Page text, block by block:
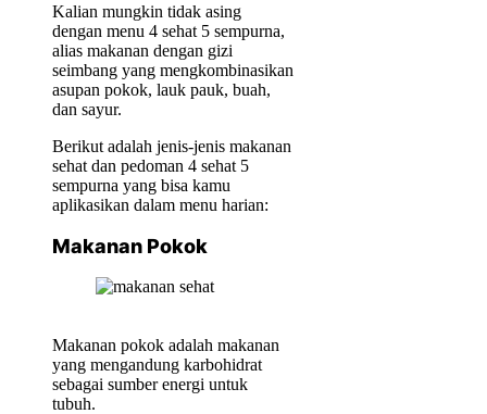
Kalian mungkin tidak asing
dengan menu 4 sehat 5 sempurna,
alias makanan dengan gizi
seimbang yang mengkombinasikan
asupan pokok, lauk pauk, buah,
dan sayur.
Berikut adalah jenis-jenis makanan
sehat dan pedoman 4 sehat 5
sempurna yang bisa kamu
aplikasikan dalam menu harian:
Makanan Pokok
Makanan pokok adalah makanan
yang mengandung karbohidrat
sebagai sumber energi untuk
tubuh.